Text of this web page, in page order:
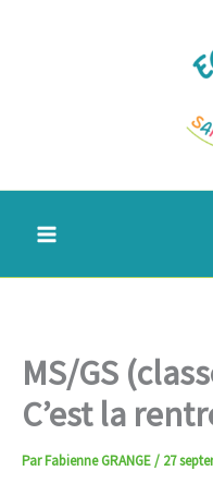
MS/GS
C’est la
ParFabienne GRANGE/ 27